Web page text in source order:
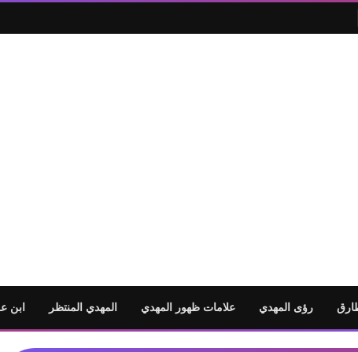
رؤى المهدي علامات ظهور المهدي المهدي المنتظر ابن